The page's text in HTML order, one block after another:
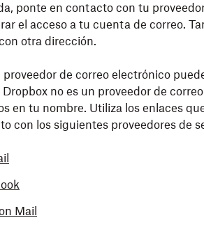
ponte en contacto con tu
el acceso a tu cuenta de correo.
otra dirección.
proveedor de correo electrónico
Dropbox no es un proveedor de
en tu nombre. Utiliza los enlaces
con los siguientes proveedores de
Mail